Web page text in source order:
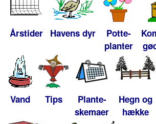
Årstider Havens dyr
Potte-
planter
Vand Tips
Plante-
skemaer
Hegn og
hække